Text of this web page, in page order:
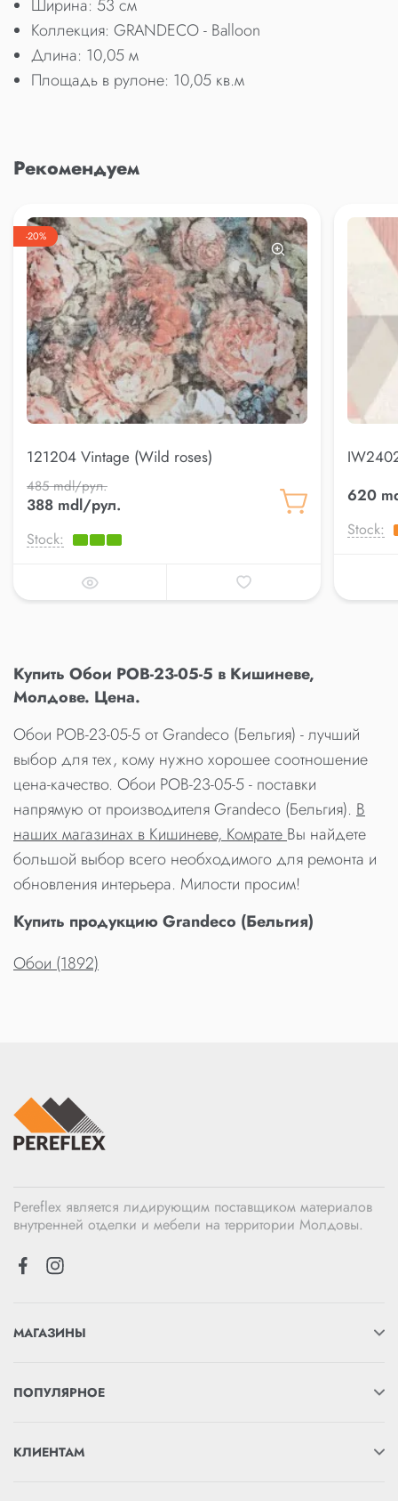
Ширина: 53 см
Коллекция: GRANDECO - Balloon
Длина: 10,05 м
Площадь в рулоне: 10,05 кв.м
Рекомендуем
-20%
121204 Vintage (Wild roses)
485 mdl/рул.
388 mdl/рул.
Stock:
620
Stock:
Купить Обои POB-23-05-5 в Кишиневе,
Молдове. Цена.
Обои POB-23-05-5 от Grandeco (Бельгия) - лучший
выбор для тех, кому нужно хорошее соотношение
цена-качество. Обои POB-23-05-5 - поставки
напрямую от производителя Grandeco (Бельгия). В
наших магазинах в Кишиневе, КомратеВы найдете
большой выбор всего необходимого для ремонта и
обновления интерьера. Милости просим!
Купить продукцию Grandeco (Бельгия)
Обои (1892)
Pereflex является лидирующим поставщиком материалов
внутренней отделки и мебели на территории Молдовы.
МАГАЗИНЫ
ПОПУЛЯРНОЕ
КЛИЕНТАМ